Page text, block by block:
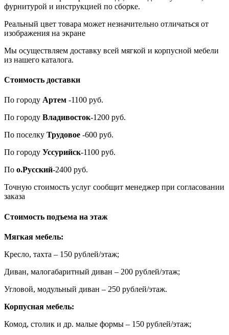
фурнитурой и инструкцией по сборке.
Реальный цвет товара может незначительно отличаться от
изображения на экране
Мы осуществляем доставку всей мягкой и корпусной мебели
из нашего каталога.
Стоимость доставки
По городу Артем -1100 руб.
По городу Владивосток-1200 руб.
По поселку Трудовое -600 руб.
По городу Уссурийск-1100 руб.
По о.Русский-2400 руб.
Точную стоимость услуг сообщит менеджер при согласовании
заказа
Стоимость подъема на этаж
Мягкая мебель:
Кресло, тахта – 150 рублей/этаж;
Диван, малогабаритный диван – 200 рублей/этаж;
Угловой, модульный диван – 250 рублей/этаж.
Корпусная мебель:
Комод, столик и др. малые формы – 150 рублей/этаж;